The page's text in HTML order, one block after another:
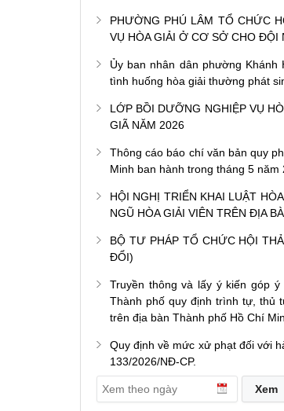
PHƯỜNG PHÚ LÂM TỔ CHỨC
VỤ HÒA GIẢI Ở CƠ SỞ CHO ĐỘI
Ủy ban nhân dân phường
tình huống hòa giải thường phát
LỚP BỒI DƯỠNG NGHIỆP VỤ
GIÃ NĂM 2026
Thông cáo báo chí văn bản quy
Minh ban hành trong tháng 5 năm
HỘI NGHỊ TRIỂN KHAI LUẬT
NGŨ HÒA GIẢI VIÊN TRÊN ĐỊA
BỘ TƯ PHÁP TỔ CHỨC HỘI
ĐỔI)
Truyền thông và lấy ý kiến góp
Thành phố quy định trình tự, thủ
trên địa bàn Thành phố Hồ Chí
Quy định về mức xử phạt đối với
133/2026/NĐ-CP.